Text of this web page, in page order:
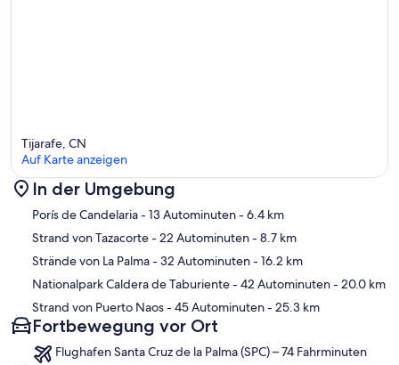
Karte
Tijarafe, CN
Auf Karte anzeigen
In der Umgebung
Porís de Candelaria- 13 Autominuten- 6.4 km
Strand von Tazacorte- 22 Autominuten- 8.7 km
Strände von La Palma- 32 Autominuten- 16.2 km
Nationalpark Caldera de Taburiente- 42 Autominuten- 20.0 km
Strand von Puerto Naos- 45 Autominuten- 25.3 km
Fortbewegung vor Ort
Flughafen Santa Cruz de la Palma (SPC) – 74 Fahrminuten